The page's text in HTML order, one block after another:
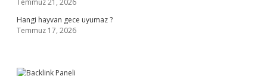
Temmuz 21, 2026
Hangi hayvan gece uyumaz ?
Temmuz 17, 2026